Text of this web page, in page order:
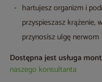
hartujesz organizm i
przyspieszasz krążenie,
przynosisz ulgę nerwom
Dostępna jest usługa
naszego konsultanta